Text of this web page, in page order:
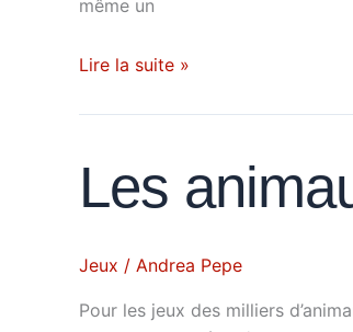
même un
Lire la suite »
Les
Jeux / Andrea Pepe
Pour les jeux des milliers
Les
animaux